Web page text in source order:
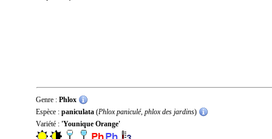
Genre : Phlox
Espèce : paniculata (Phlox paniculé, phlox des jardins)
Variété : 'Younique Orange'